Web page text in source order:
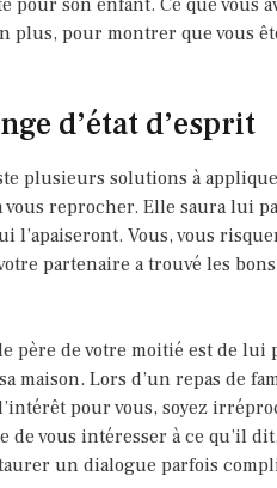
son enfant. Ce que vous
plus, pour montrer que vous
d’état d’esprit
plusieurs solutions à
reprocher. Elle saura lui
l’apaiseront. Vous, vous
partenaire a trouvé les
père de votre moitié est de lui
maison. Lors d’un repas de
pour vous, soyez
vous intéresser à ce qu’il
un dialogue parfois